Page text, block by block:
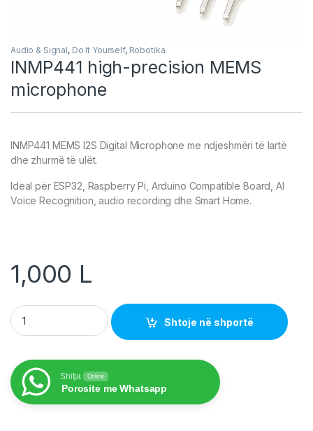
Audio & Signal, Do It Yourself, Robotika
INMP441 high-precision MEMS
microphone
INMP441 MEMS I2S Digital Microphone me ndjeshmëri të lartë
dhe zhurmë të ulët.
Ideal për ESP32, Raspberry Pi, Arduino Compatible Board, AI
Voice Recognition, audio recording dhe Smart Home.
1,000 L
INMP441 high-precision MEMS microphone quantity
Shtoje në shportë
Shitja Online
Porosite me Whatsapp